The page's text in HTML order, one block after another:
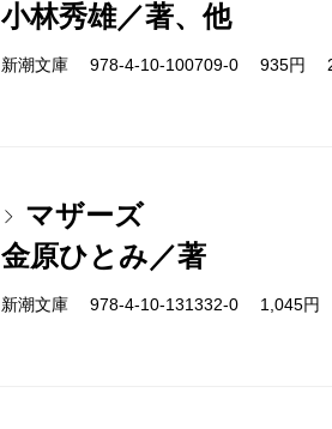
小林秀雄／著、他
新潮文庫 978-4-10-100709-0 935円
マザーズ
金原ひとみ／著
新潮文庫 978-4-10-131332-0 1,045円